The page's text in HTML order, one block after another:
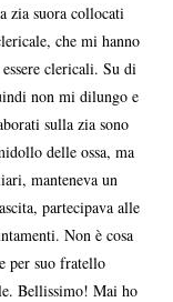
zia suora collocati
che mi hanno
clericali. Su di
non mi dilungo e
sulla zia sono
delle ossa, ma
manteneva un
partecipava alle
Non è cosa
per suo fratello
Bellissimo! Mai ho